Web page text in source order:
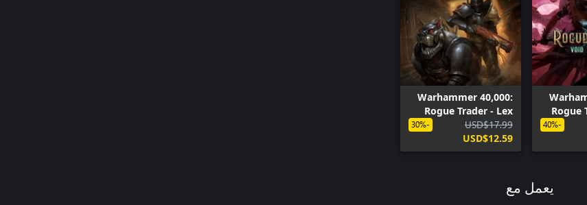
Rogue
-40%
Warhammer 40,000:
Rogue Trader - Lex
Imperialis
USD$17.99
USD$12.59
-30%
يعمل مع